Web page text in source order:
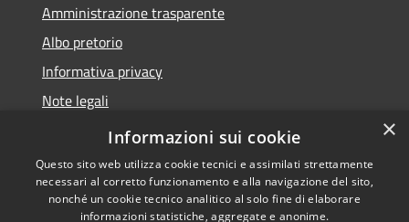
Amministrazione trasparente
Albo pretorio
Informativa privacy
Note legali
Dichiarazione di accessibilità
×
Informazioni sui cookie
Questo sito web utilizza cookie tecnici e assimilati strettamente
necessari al corretto funzionamento e alla navigazione del sito,
nonché un cookie tecnico analitico al solo fine di elaborare
informazioni statistiche, aggregate e anonime.